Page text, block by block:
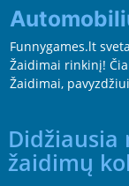
Funnygames.lt
Žaidimai rinkinį!
Žaidimai,
Didžiausia
žaidimų